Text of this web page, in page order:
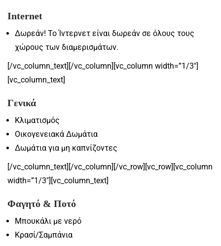
Internet
Δωρεάν! Το Ίντερνετ είναι δωρεάν σε όλους τους
χώρους των διαμερισμάτων.
[/vc_column_text][/vc_column][vc_column width=”1/3″]
[vc_column_text]
Γενικά
Κλιματισμός
Οικογενειακά Δωμάτια
Δωμάτια για μη καπνίζοντες
[/vc_column_text][/vc_column][/vc_row][vc_row][vc_column
width=”1/3″][vc_column_text]
Φαγητό & Ποτό
Μπουκάλι με νερό
Κρασί/Σαμπάνια